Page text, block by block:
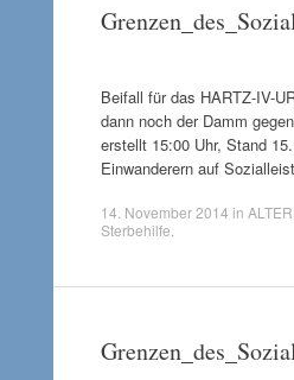
Beifall für das HARTZ-IV-
dann noch der Damm
erstellt 15:00 Uhr, Stand
Einwanderern auf
14. November 2014 in
Sterbehilfe